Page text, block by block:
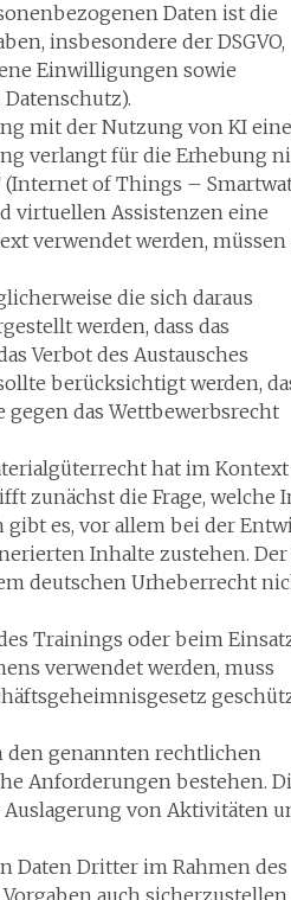
Daten ist die
insbesondere der DSGVO,
Einwilligungen sowie
mit der Nutzung von KI
verlangt für die Erhebung
of Things –
virtuellen Assistenzen eine
verwendet werden, müssen
die sich daraus
werden, dass das
Verbot des Austausches
berücksichtigt werden,
das Wettbewerbsrecht
hat im
zunächst die Frage, welche
gibt es, vor allem bei der
Inhalte zustehen.
deutschen Urheberrecht
Trainings oder beim
verwendet werden, muss
den genannten rechtlichen
Anforderungen bestehen.
von Aktivitäten
Daten Dritter im Rahmen des